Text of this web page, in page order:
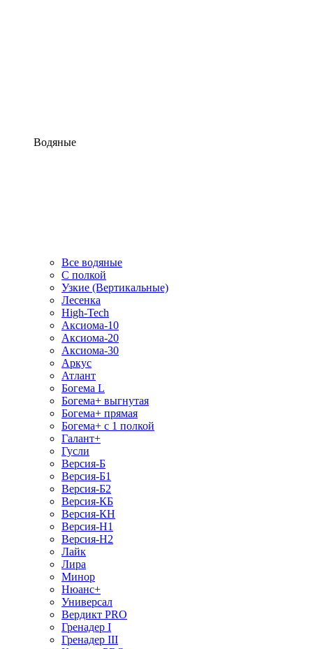
Водяные
Все водяные
С полкой
Узкие (Вертикальные)
Лесенка
High-Tech
Аксиома-10
Аксиома-20
Аксиома-30
Аркус
Атлант
Богема L
Богема+ выгнутая
Богема+ прямая
Богема+ с 1 полкой
Галант+
Гусли
Версия-Б
Версия-Б1
Версия-Б2
Версия-КБ
Версия-КН
Версия-Н1
Версия-Н2
Лайк
Лира
Минор
Нюанс+
Универсал
Вердикт PRO
Гренадер I
Гренадер III